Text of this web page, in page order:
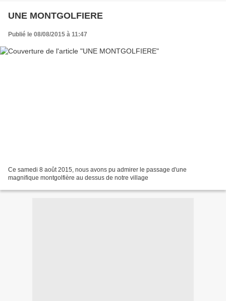
UNE MONTGOLFIERE
Publié le 08/08/2015 à 11:47
Ce samedi 8 août 2015, nous avons pu admirer le passage d'une
magnifique montgolfière au dessus de notre village